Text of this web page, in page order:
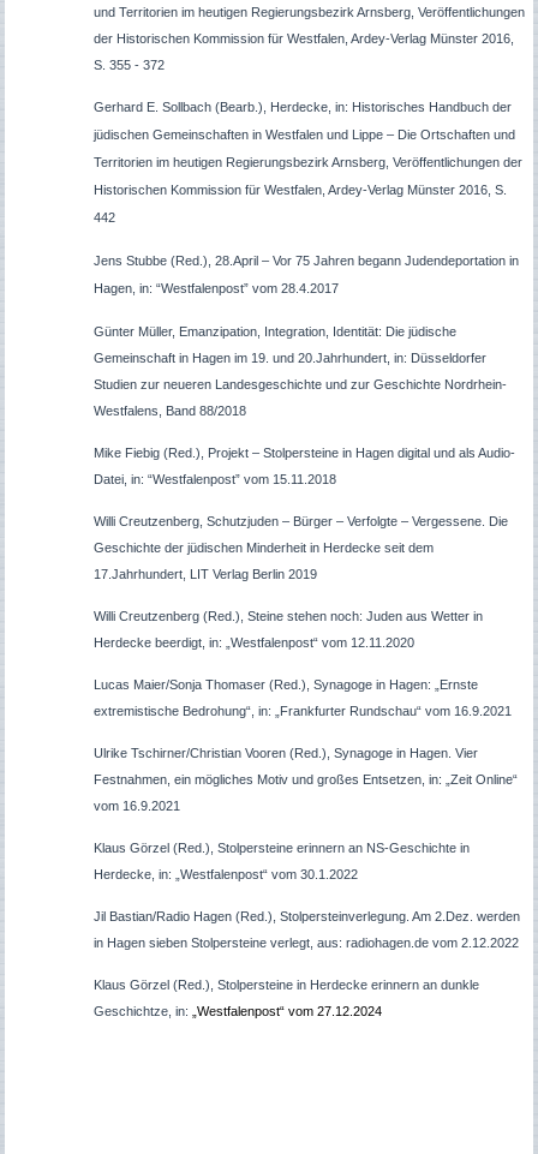
und Territorien im heutigen Regierungsbezirk Arnsberg, Veröffentlichungen
der Historischen Kommission für Westfalen, Ardey-Verlag Münster 2016,
S. 355 - 372
Gerhard E. Sollbach (Bearb.), Herdecke, in: Historisches Handbuch der
jüdischen Gemeinschaften in Westfalen und Lippe – Die Ortschaften und
Territorien im heutigen Regierungsbezirk Arnsberg, Veröffentlichungen der
Historischen Kommission für Westfalen, Ardey-Verlag Münster 2016, S.
442
Jens Stubbe (Red.), 28.April – Vor 75 Jahren begann Judendeportation in
Hagen, in: “Westfalenpost” vom 28.4.2017
Günter Müller, Emanzipation, Integration, Identität: Die jüdische
Gemeinschaft in Hagen im 19. und 20.Jahrhundert, in: Düsseldorfer
Studien zur neueren Landesgeschichte und zur Geschichte Nordrhein-
Westfalens, Band 88/2018
Mike Fiebig (Red.), Projekt – Stolpersteine in Hagen digital und als Audio-
Datei, in: “Westfalenpost” vom 15.11.2018
Willi Creutzenberg, Schutzjuden – Bürger – Verfolgte – Vergessene. Die
Geschichte der jüdischen Minderheit in Herdecke seit dem
17.Jahrhundert, LIT Verlag Berlin 2019
Willi Creutzenberg (Red.), Steine stehen noch: Juden aus Wetter in
Herdecke beerdigt, in: „Westfalenpost“ vom 12.11.2020
Lucas Maier/Sonja Thomaser (Red.), Synagoge in Hagen: „Ernste
extremistische Bedrohung“, in: „Frankfurter Rundschau“ vom 16.9.2021
Ulrike Tschirner/Christian Vooren (Red.), Synagoge in Hagen. Vier
Festnahmen, ein mögliches Motiv und großes Entsetzen, in: „Zeit Online“
vom 16.9.2021
Klaus Görzel (Red.), Stolpersteine erinnern an NS-Geschichte in
Herdecke, in: „Westfalenpost“ vom 30.1.2022
Jil Bastian/Radio Hagen (Red.), Stolpersteinverlegung. Am 2.Dez. werden
in Hagen sieben Stolpersteine verlegt, aus: radiohagen.de vom 2.12.2022
Klaus Görzel (Red.), Stolpersteine in Herdecke erinnern an dunkle
Geschichtze, in:
„Westfalenpost“ vom 27.12.2024